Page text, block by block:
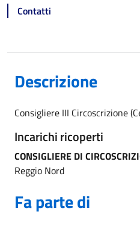
Contatti
Descrizione
Consigliere III Circoscrizione
Incarichi ricoperti
CONSIGLIERE DI
Reggio Nord
Fa parte di